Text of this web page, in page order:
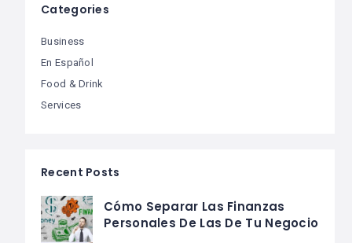
Categories
Business
En Español
Food & Drink
Services
Recent Posts
Cómo Separar Las Finanzas
Personales De Las De Tu Negocio